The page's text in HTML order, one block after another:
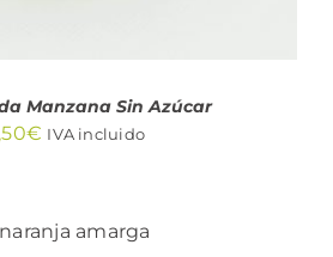
Manzana Sin Azúcar
€ IVA incluido
/